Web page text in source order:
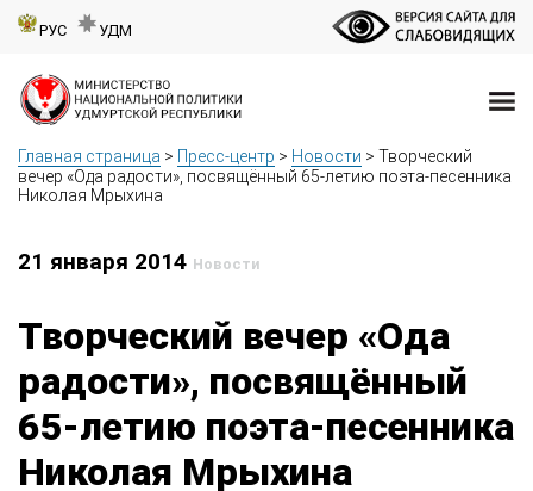
РУС УДМ
Главная страница > Пресс-центр > Новости > Творческий
вечер «Ода радости», посвящённый 65-летию поэта-песенника
Николая Мрыхина
21 января 2014 Новости
Творческий вечер «Ода
радости», посвящённый
65-летию поэта-песенника
Николая Мрыхина